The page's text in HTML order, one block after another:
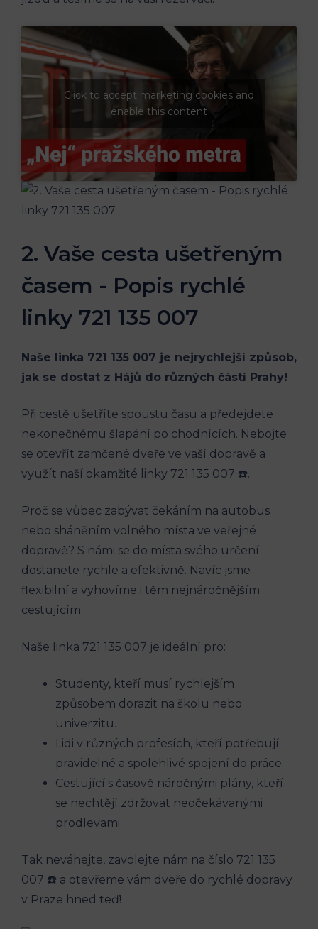
Click to accept marketing cookies and
enable this content
2. Vaše ‍cesta ušetřeným
časem ⁤- Popis rychlé
linky ‌721 ‍135⁢ 007
Naše linka 721 135 007​ je nejrychlejší způsob,
jak se dostat z ⁣Hájů do různých ‌částí Prahy!
Při cestě ⁣ušetříte spoustu‍ času⁣ a předejdete​
nekonečnému šlapání po ‍chodnících. ‌Nebojte
se ⁢otevřít​ zamčené ‍dveře ve ‍vaší ‍dopravě a
využít naší ⁣okamžité linky⁤ 721 135 007 ☎️.‌
Proč se vůbec zabývat čekáním na ‌autobus
nebo sháněním volného místa ve veřejné ​
dopravě? ⁣S námi⁢ se do⁣ místa ⁣svého‌ určení⁢
dostanete rychle a ⁢efektivně. Navíc jsme
flexibilní⁣ a vyhovíme i těm‍ nejnáročnějším
cestujícím.
Naše ‌linka 721​ 135 007 je ideální ‌pro:
Studenty, ⁤kteří‌ musí rychlejším
způsobem ⁢dorazit na školu nebo‍
univerzitu.
Lidi v‌ různých profesích,⁤ kteří potřebují
pravidelné‌ a‍ spolehlivé spojení ‌do ⁢práce.
Cestující ​s časově ​náročnými plány, kteří
se nechtějí⁣ zdržovat ⁣neočekávanými
⁤prodlevami.
Tak neváhejte,​ zavolejte nám ⁣na číslo 721 135
007 ‍☎️ ⁢a⁣ otevřeme vám dveře do rychlé⁢ dopravy
v⁢ Praze hned teď!